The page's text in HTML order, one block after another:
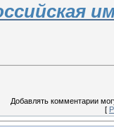
Добавлять комментарии
[